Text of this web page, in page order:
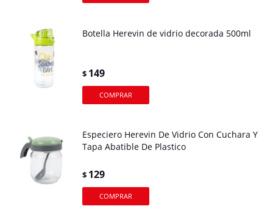
Botella Herevin de vidrio decorada 500ml
$ 149
Especiero Herevin De Vidrio Con Cuchara Y
Tapa Abatible De Plastico
$ 129